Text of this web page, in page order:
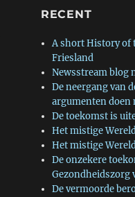
RECENT
A short History of
Friesland
Newsstream blog
De neergang van
argumenten doen
De toekomst is
Het mistige
Het mistige
De onzekere
Gezondheidszorg
De vermoorde